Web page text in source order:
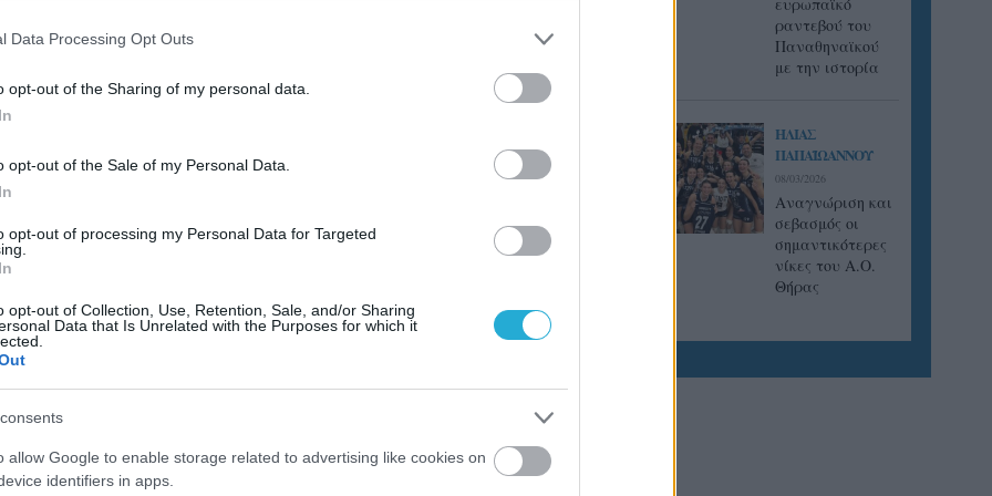
Data Processing Opt Outs
opt-out of the Sharing of my personal data.
opt-out of the Sale of my Personal Data.
opt-out of processing my Personal Data for Targeted
opt-out of Collection, Use, Retention, Sale, and/or Sharing
Data that Is Unrelated with the Purposes for which it
allow Google to enable storage related to advertising like cookies on
identifiers in apps.
που διοργάνωσε η Ελπίδα Αμπελοκήπων την Κυριακή 13/12,
Πεύκων.
εντυπωσιακό, καθώς δεκάδες κορίτσια έπαιξαν
που κατέκλυσαν τις κερκίδες.
τα επόμενα τουρνουά. Την οργανωτική ευθύνη του
Κυλίτσης, Ελενα Αναστασιάδου, Τάσος Σταυρακάκης
και Χάρης Τάτσης.
ραντεβού του
Παναθηναϊκού
με την ιστορία
ΗΛΙΑΣ
ΠΑΠΑΪΩΑΝΝΟΥ
08/03/2026
Αναγνώριση και
σεβασμός οι
σημαντικότερες
νίκες του Α.Ο.
Θήρας